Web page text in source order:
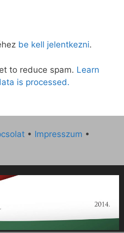
be kell jelentkezni.
to reduce spam. Learn
is processed.
• Impresszum •